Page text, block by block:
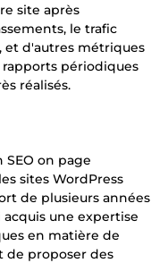
site après
le trafic
et d'autres métriques
périodiques
réalisés.
on page
sites WordPress
de plusieurs années
une expertise
en matière de
de proposer des